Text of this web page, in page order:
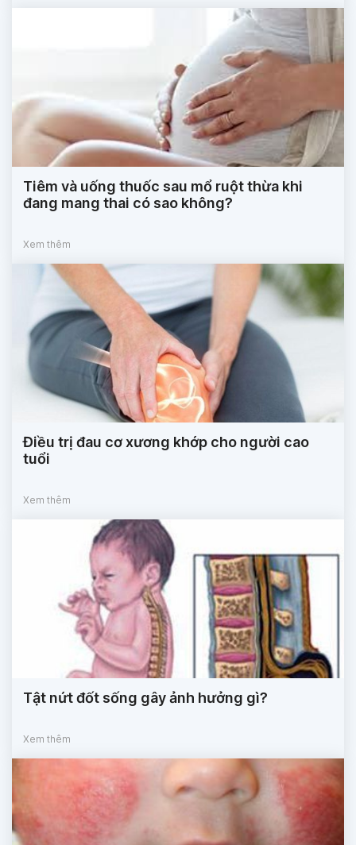
Tiêm và uống thuốc sau mổ ruột thừa khi
đang mang thai có sao không?
Xem thêm
Điều trị đau cơ xương khớp cho người cao
tuổi
Xem thêm
Tật nứt đốt sống gây ảnh hưởng gì?
Xem thêm